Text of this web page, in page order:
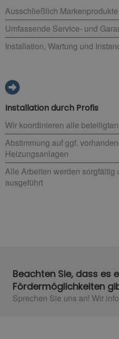
Ausschließlich
Umfassende Service- und
Installation, Wartung und
Installation durch Profis
Wir koordinieren alle
Abstimmung auf ggf.
Heizungsanlagen
Alle Arbeiten werden sorgfältig
ausgeführt
Beachten Sie, dass es
Fördermöglichkeiten
Sprechen Sie uns an! Wir